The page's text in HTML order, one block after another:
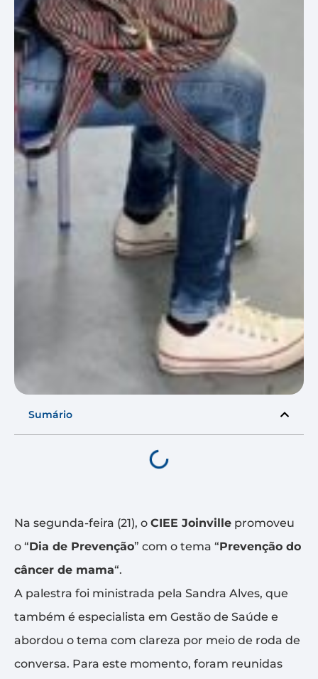
Sumário
Na segunda-feira (21), o CIEE Joinville promoveu
o “Dia de Prevenção” com o tema “Prevenção do
câncer de mama“.
A palestra foi ministrada pela Sandra Alves, que
também é especialista em Gestão de Saúde e
abordou o tema com clareza por meio de roda de
conversa. Para este momento, foram reunidas